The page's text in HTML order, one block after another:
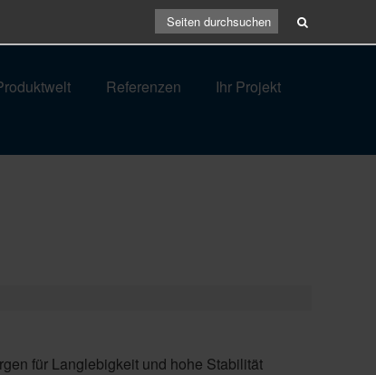
Referenzen Ihr Projekt
für Langlebigkeit und hohe Stabilität